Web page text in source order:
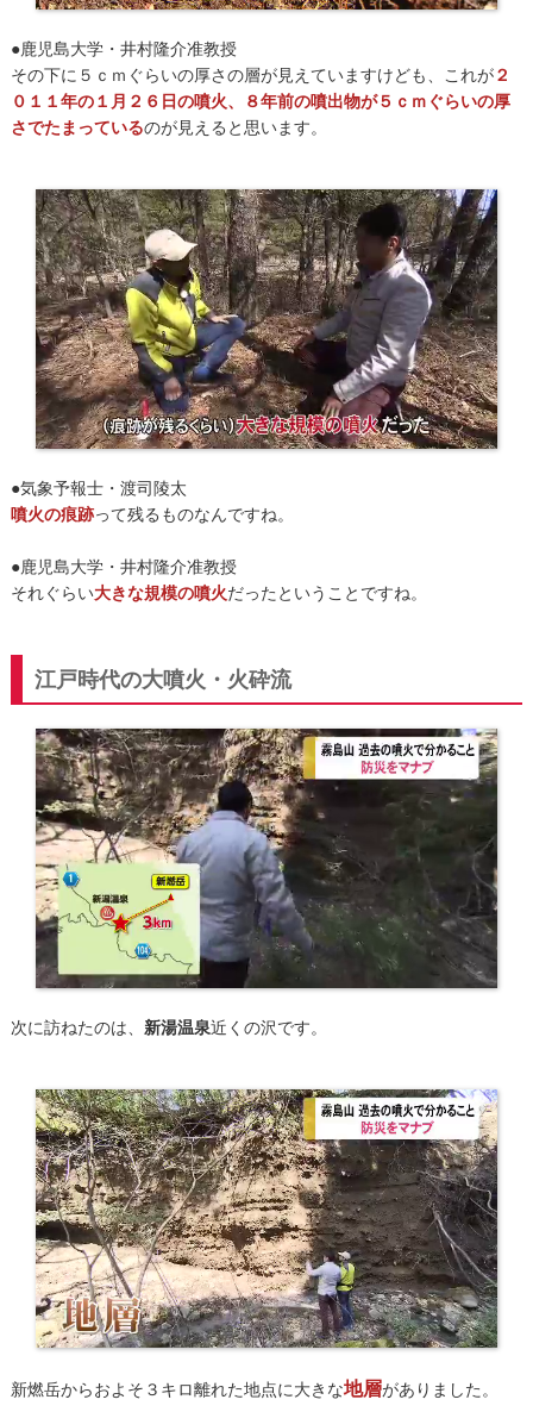
●鹿児島大学・井村隆介准教授
その下に５ｃｍぐらいの厚さの層が見えていますけども、これが２
０１１年の１月２６日の噴火、８年前の噴出物が５ｃｍぐらいの厚
さでたまっているのが見えると思います。
●気象予報士・渡司陵太
噴火の痕跡って残るものなんですね。
●鹿児島大学・井村隆介准教授
それぐらい大きな規模の噴火だったということですね。
江戸時代の大噴火・火砕流
次に訪ねたのは、 新湯温泉近くの沢です。
新燃岳からおよそ３キロ離れた地点に大きな地層がありました。